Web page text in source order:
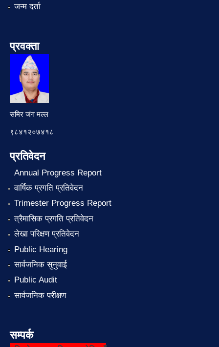
जन्म दर्ता
प्रवक्ता
समिर जंग मल्ल
९८४१२०७४१८
प्रतिवेदन
Annual Progress Report
वार्षिक प्रगति प्रतिवेदन
Trimester Progress Report
त्रैमासिक प्रगति प्रतिवेदन
लेखा परिक्षण प्रतिवेदन
Public Hearing
सार्वजनिक सुनुवाई
Public Audit
सार्वजनिक परीक्षण
सम्पर्क